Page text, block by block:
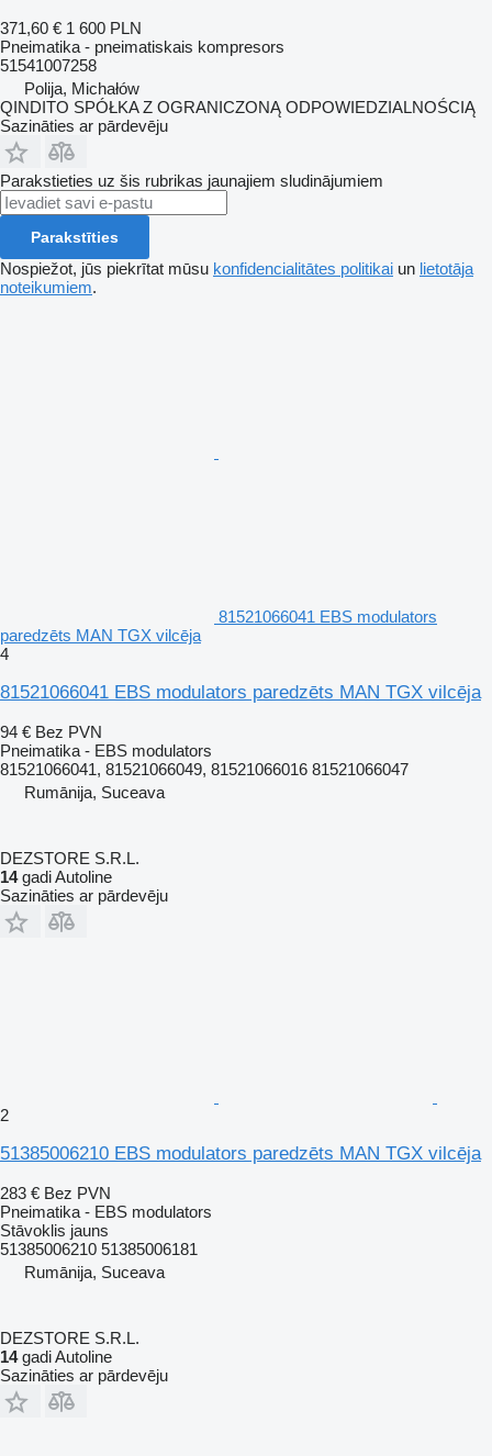
371,60 € 1 600 PLN
Pneimatika - pneimatiskais kompresors
51541007258
Polija, Michałów
QINDITO SPÓŁKA Z OGRANICZONĄ ODPOWIEDZIALNOŚCIĄ
Sazināties ar pārdevēju
Parakstieties uz šis rubrikas jaunajiem sludinājumiem
Parakstīties
Nospiežot, jūs piekrītat mūsu konfidencialitātes politikai un lietotāja
noteikumiem.
81521066041 EBS modulators
paredzēts MAN TGX vilcēja
4
81521066041 EBS modulators paredzēts MAN TGX vilcēja
94 € Bez PVN
Pneimatika - EBS modulators
81521066041, 81521066049, 81521066016 81521066047
Rumānija, Suceava
DEZSTORE S.R.L.
14gadi Autoline
Sazināties ar pārdevēju
2
51385006210 EBS modulators paredzēts MAN TGX vilcēja
283 € Bez PVN
Pneimatika - EBS modulators
Stāvoklis jauns
51385006210 51385006181
Rumānija, Suceava
DEZSTORE S.R.L.
14gadi Autoline
Sazināties ar pārdevēju